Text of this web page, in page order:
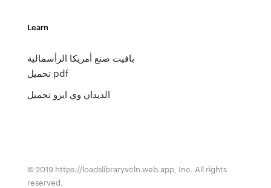
Learn
بافيت صنع أمريكا الرأسمالية
تحميل pdf
الديدان وي ايزو تحميل
© 2019 https://loadslibraryvcln.web.app, Inc. All rights
reserved.